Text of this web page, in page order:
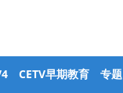
CETV早期教育
专题